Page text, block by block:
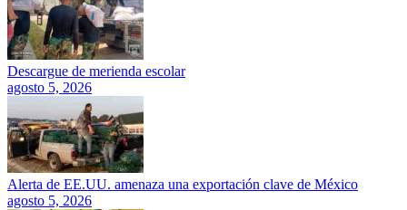
Descargue de merienda escolar
agosto 5, 2026
Alerta de EE.UU. amenaza una exportación clave de México
agosto 5, 2026